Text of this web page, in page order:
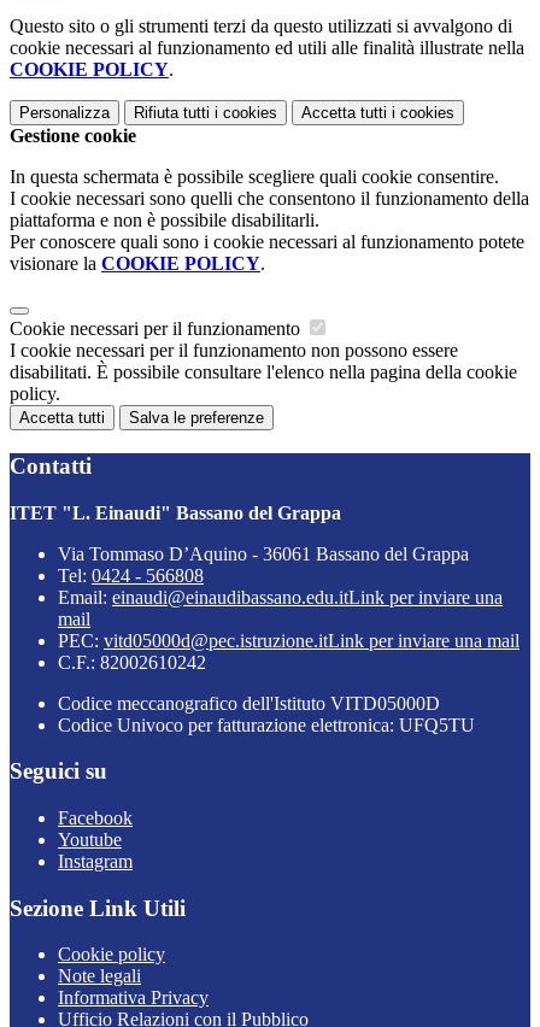
Questo sito o gli strumenti terzi da questo utilizzati si avvalgono di
cookie necessari al funzionamento ed utili alle finalità illustrate nella
COOKIE POLICY.
Personalizza Rifiuta tutti i cookies Accetta tutti i cookies
Gestione cookie
In questa schermata è possibile scegliere quali cookie consentire.
I cookie necessari sono quelli che consentono il funzionamento della
piattaforma e non è possibile disabilitarli.
Per conoscere quali sono i cookie necessari al funzionamento potete
visionare la COOKIE POLICY.
Cookie necessari per il funzionamento
I cookie necessari per il funzionamento non possono essere
disabilitati. È possibile consultare l'elenco nella pagina della cookie
policy.
Accetta tutti Salva le preferenze
Contatti
ITET "L. Einaudi" Bassano del Grappa
Via Tommaso D’Aquino - 36061 Bassano del Grappa
Tel: 0424 - 566808
Email: einaudi@einaudibassano.edu.itLink per inviare una
mail
PEC: vitd05000d@pec.istruzione.itLink per inviare una mail
C.F.: 82002610242
Codice meccanografico dell'Istituto VITD05000D
Codice Univoco per fatturazione elettronica: UFQ5TU
Seguici su
Facebook
Youtube
Instagram
Sezione Link Utili
Cookie policy
Note legali
Informativa Privacy
Ufficio Relazioni con il Pubblico